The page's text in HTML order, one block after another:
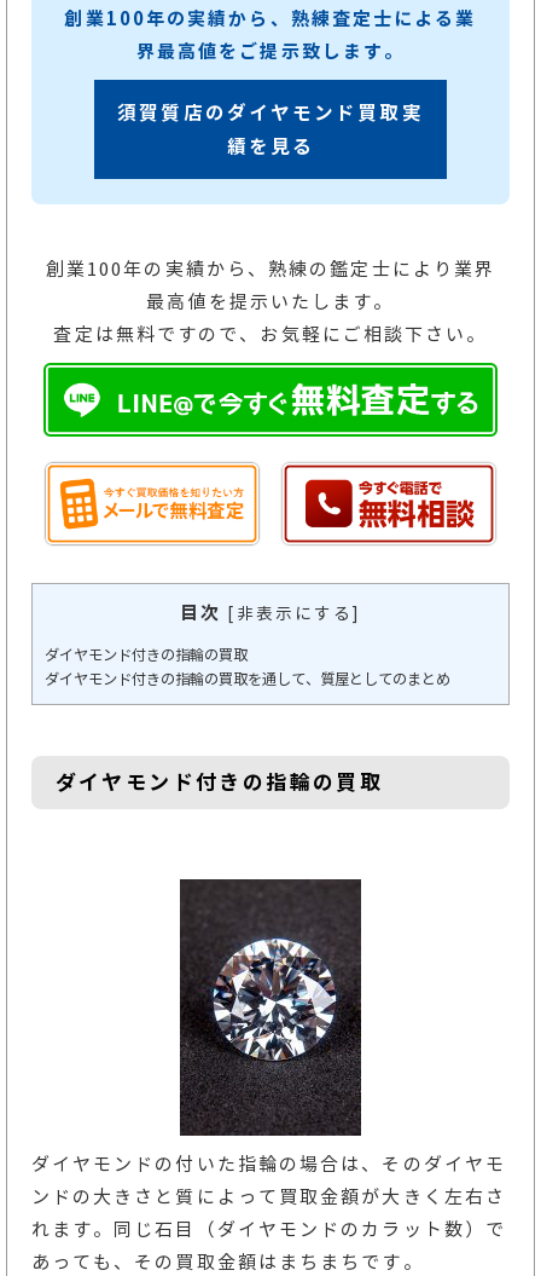
創業100年の実績から、熟練査定士による業
界最高値をご提示致します。
須賀質店のダイヤモンド買取実
績を見る
創業100年の実績から、熟練の鑑定士により業界
最高値を提示いたします。
査定は無料ですので、お気軽にご相談下さい。
目次 [ 非表示にする]
ダイヤモンド付きの指輪の買取
ダイヤモンド付きの指輪の買取を通して、質屋としてのまとめ
ダイヤモンド付きの指輪の買取
ダイヤモンドの付いた指輪の場合は、そのダイヤモ
ンドの大きさと質によって買取金額が大きく左右さ
れます。同じ石目（ダイヤモンドのカラット数）で
あっても、その買取金額はまちまちです。